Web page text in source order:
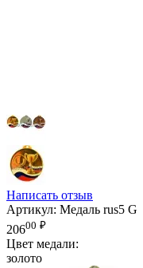
Написать отзыв
Артикул: Медаль rus5 G
20600 ₽
Цвет медали:
золото